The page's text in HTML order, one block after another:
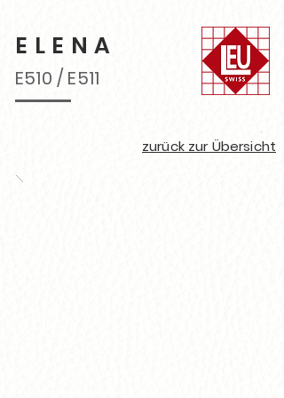
ELENA
E510 / E511
zurück zur Übersicht